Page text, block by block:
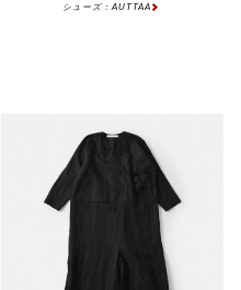
シューズ：AUTTAA